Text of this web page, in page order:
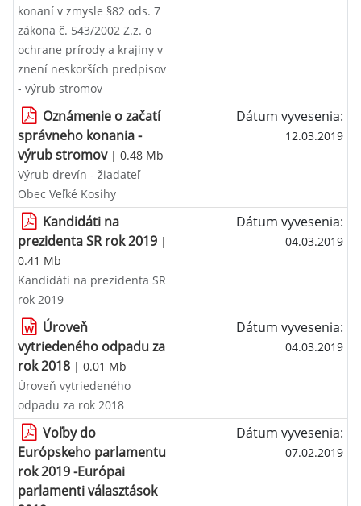
konaní v zmysle §82 ods. 7
zákona č. 543/2002 Z.z. o
ochrane prírody a krajiny v
znení neskorších predpisov
- výrub stromov
Oznámenie o začatí
správneho konania -
výrub stromov| 0.48 Mb
Dátum vyvesenia:
12.03.2019
Výrub drevín - žiadateľ
Obec Veľké Kosihy
Kandidáti na
prezidenta SR rok 2019 |
0.41 Mb
Dátum vyvesenia:
04.03.2019
Kandidáti na prezidenta SR
rok 2019
Úroveň
vytriedeného odpadu za
rok 2018 | 0.01 Mb
Dátum vyvesenia:
04.03.2019
Úroveň vytriedeného
odpadu za rok 2018
Voľby do
Európskeho parlamentu
rok 2019 -Európai
parlamenti választások
Dátum vyvesenia:
07.02.2019